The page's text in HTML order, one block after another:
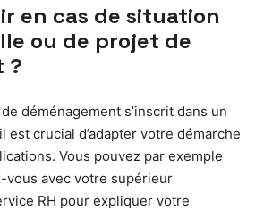
en cas de situation
ou de projet de
?
déménagement s’inscrit dans un
crucial d’adapter votre démarche
Vous pouvez par exemple
vous avec votre supérieur
RH pour expliquer votre